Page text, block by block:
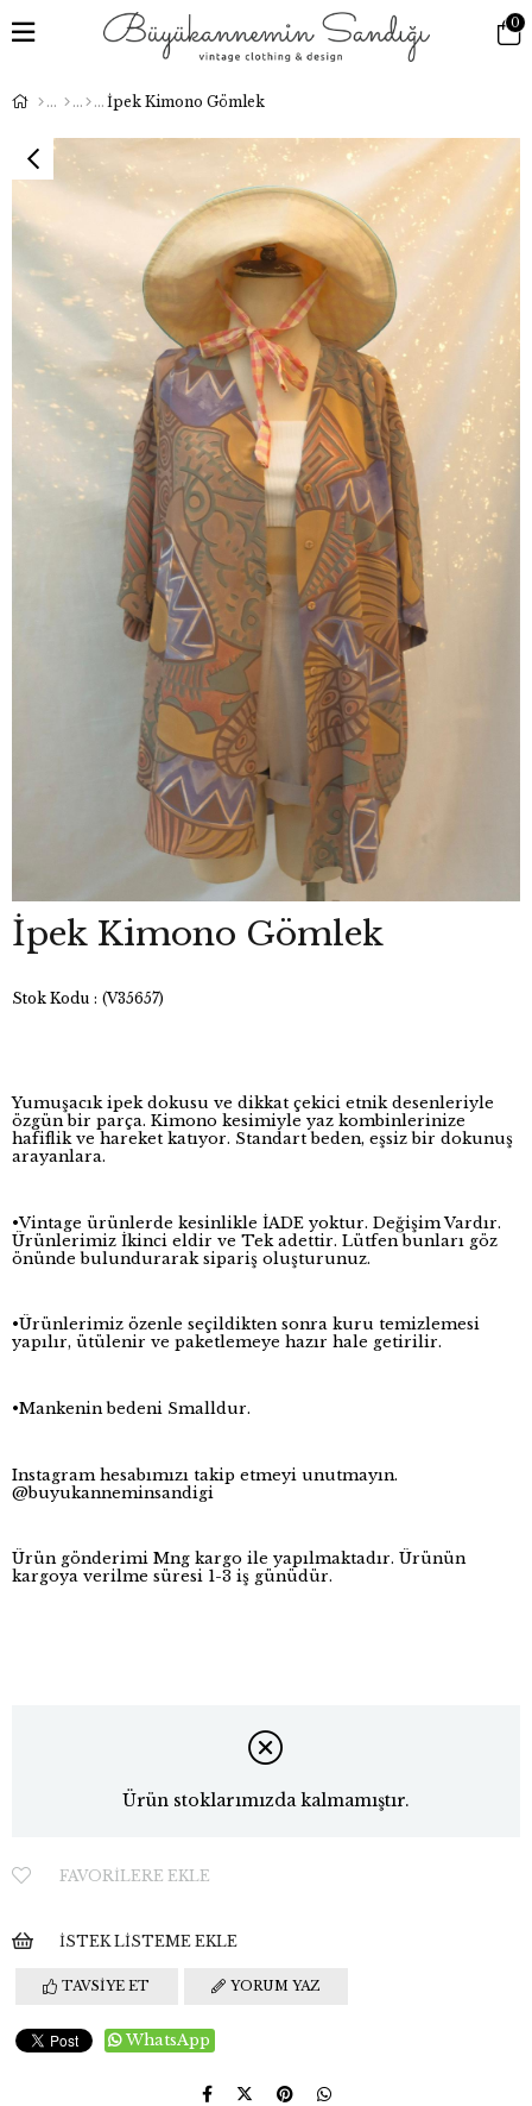
0
İpek Kimono Gömlek
İpek Kimono Gömlek
Stok Kodu (V35657)
Yumuşacık ipek dokusu ve dikkat çekici etnik desenleriyle
özgün bir parça. Kimono kesimiyle yaz kombinlerinize
hafiflik ve hareket katıyor. Standart beden, eşsiz bir dokunuş
arayanlara.
•Vintage ürünlerde kesinlikle İADE yoktur. Değişim Vardır.
Ürünlerimiz İkinci eldir ve Tek adettir. Lütfen bunları göz
önünde bulundurarak sipariş oluşturunuz.
•Ürünlerimiz özenle seçildikten sonra kuru temizlemesi
yapılır, ütülenir ve paketlemeye hazır hale getirilir.
•Mankenin bedeni Smalldur.
Instagram hesabımızı takip etmeyi unutmayın.
@buyukanneminsandigi
Ürün gönderimi Mng kargo ile yapılmaktadır. Ürünün
kargoya verilme süresi 1-3 iş günüdür.
Ürün stoklarımızda kalmamıştır.
FAVORILERE EKLE
İSTEK LISTEME EKLE
TAVSIYE ET YORUM YAZ
WhatsApp